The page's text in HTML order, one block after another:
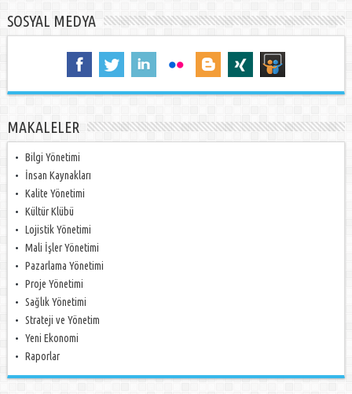
SOSYAL MEDYA
MAKALELER
Bilgi Yönetimi
İnsan Kaynakları
Kalite Yönetimi
Kültür Klübü
Lojistik Yönetimi
Mali İşler Yönetimi
Pazarlama Yönetimi
Proje Yönetimi
Sağlık Yönetimi
Strateji ve Yönetim
Yeni Ekonomi
Raporlar